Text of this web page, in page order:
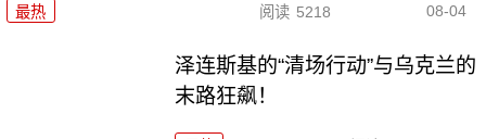
最热 阅读 5218 08-04
泽连斯基的“清场行动”与乌克兰的
末路狂飙！